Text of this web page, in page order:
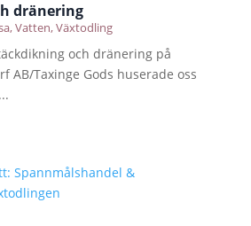
dränering
,Vatten,Växtodling
och dränering på
AB/Taxinge Gods huserade oss